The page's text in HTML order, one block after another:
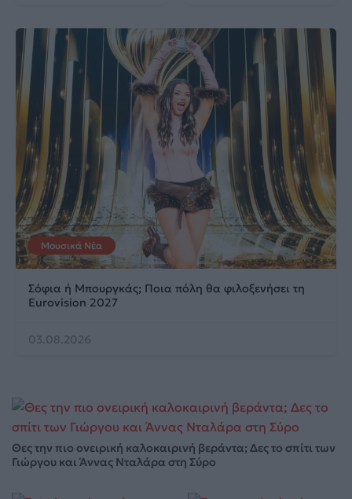
Μουσικά Νέα
Σόφια ή Μπουργκάς; Ποια πόλη θα φιλοξενήσει τη
Eurovision 2027
03.08.2026
Θες την πιο ονειρική καλοκαιρινή βεράντα; Δες το σπίτι των
Γιώργου και Άννας Νταλάρα στη Σύρο